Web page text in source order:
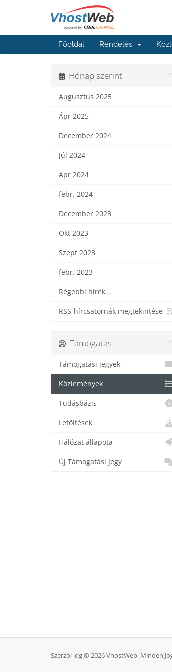
Főoldal Rendelés
Hónap szerint
Augusztus 2025
Ápr 2025
December 2024
Júl 2024
Ápr 2024
febr. 2024
December 2023
Okt 2023
Szept 2023
febr. 2023
Régebbi hírek...
RSS-hírcsatornák megtekintése
Támogatás
Támogatási jegyek
Közlemények
Tudásbázis
Letöltések
Hálózat állapota
Új Támogatási Jegy
Szerzői jog © 2026 VhostWeb. Minden